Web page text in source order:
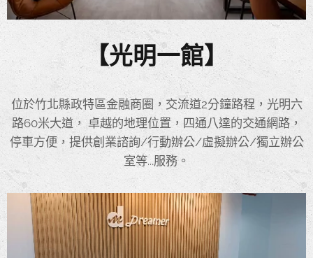
【光明一館】
位於竹北縣政特區金融商圈，交流道2分鐘路程，光明六
路60米大道， 卓越的地理位置，四通八達的交通網路，
停車方便，提供創業諮詢/行動辦公/虛擬辦公/獨立辦公
室等...服務。